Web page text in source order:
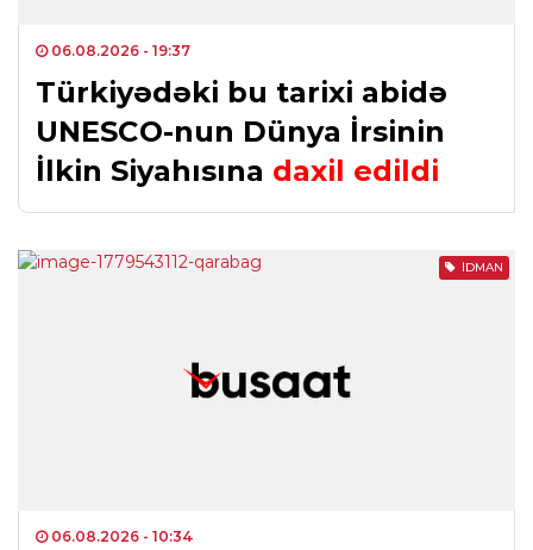
06.08.2026 - 19:37
Türkiyədəki bu tarixi abidə
UNESCO-nun Dünya İrsinin
İlkin Siyahısına daxil edildi
İDMAN
06.08.2026 - 10:34